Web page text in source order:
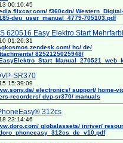
00:10:45
f360cdn/ Western_Digital-
deu_user_manual_4779-705103.pdf
620516 Easy Elektro Start
01:26:31
hc/ de/
8252125025948/
SR370
15:39:09
electronics/ support/ home-
recorders/ dvp-sr370/ manuals
312cs
23:14:46
globalassets/ inriver/